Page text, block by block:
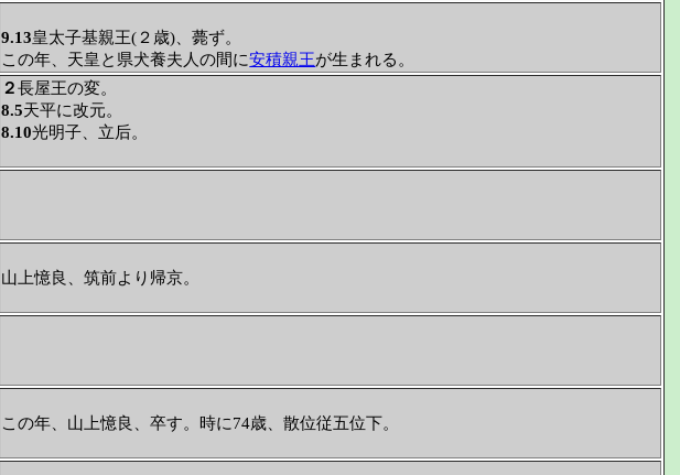
9.13皇太子基親王(２歳)、薨ず。
この年、天皇と県犬養夫人の間に安積親王が生まれる。
２長屋王の変。
8.5天平に改元。
8.10光明子、立后。
山上憶良、筑前より帰京。
この年、山上憶良、卒す。時に74歳、散位従五位下。